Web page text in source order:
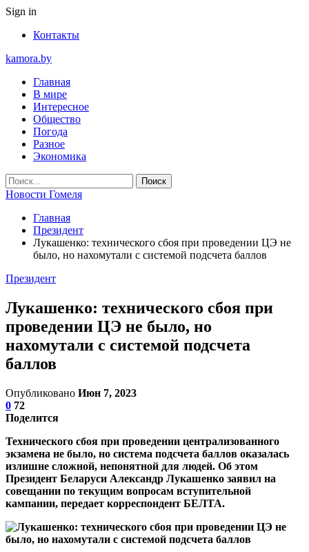
Sign in
Контакты
kamora.by
Главная
В мире
Интересное
Общество
Погода
Разное
Экономика
Новости Гомеля
Главная
Президент
Лукашенко: технического сбоя при проведении ЦЭ не
было, но нахомутали с системой подсчета баллов
Президент
Лукашенко: технического сбоя при
проведении ЦЭ не было, но
нахомутали с системой подсчета
баллов
Опубликовано Июн 7, 2023
0 72
Поделится
Технического сбоя при проведении централизованного
экзамена не было, но система подсчета баллов оказалась
излишне сложной, непонятной для людей. Об этом
Президент Беларуси Александр Лукашенко заявил на
совещании по текущим вопросам вступительной
кампании, передает корреспондент БЕЛТА.